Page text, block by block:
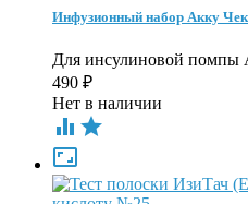
Инфузионный набор Акку
Для инсулиновой помпы
490 ₽
Нет в наличии
 
